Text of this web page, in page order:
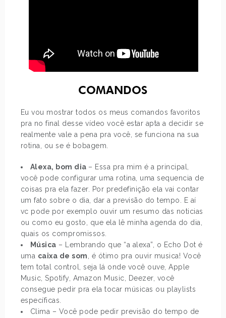
COMANDOS
Eu vou mostrar todos os meus comandos favoritos
pra no final desse vídeo você estar apta a decidir se
realmente vale a pena pra você, se funciona na sua
rotina, ou se é bobagem.
Alexa, bom dia – Essa pra mim é a principal,
você pode configurar uma rotina, uma sequencia de
coisas pra ela fazer. Por predefinição ela vai contar
um fato sobre o dia, dar a previsão do tempo. E aí
vc pode por exemplo ouvir um resumo das noticias
ou como eu gosto, que ela lê minha agenda do dia,
quais os compromissos.
Música – Lembrando que “a alexa”, o Echo Dot é
uma caixa de som, é ótimo pra ouvir musica! Você
tem total control, seja lá onde você ouve, Apple
Music, Spotify, Amazon Music, Deezer, você
consegue pedir pra ela tocar músicas ou playlists
específicas.
Clima – Você pode pedir previsão do tempo de